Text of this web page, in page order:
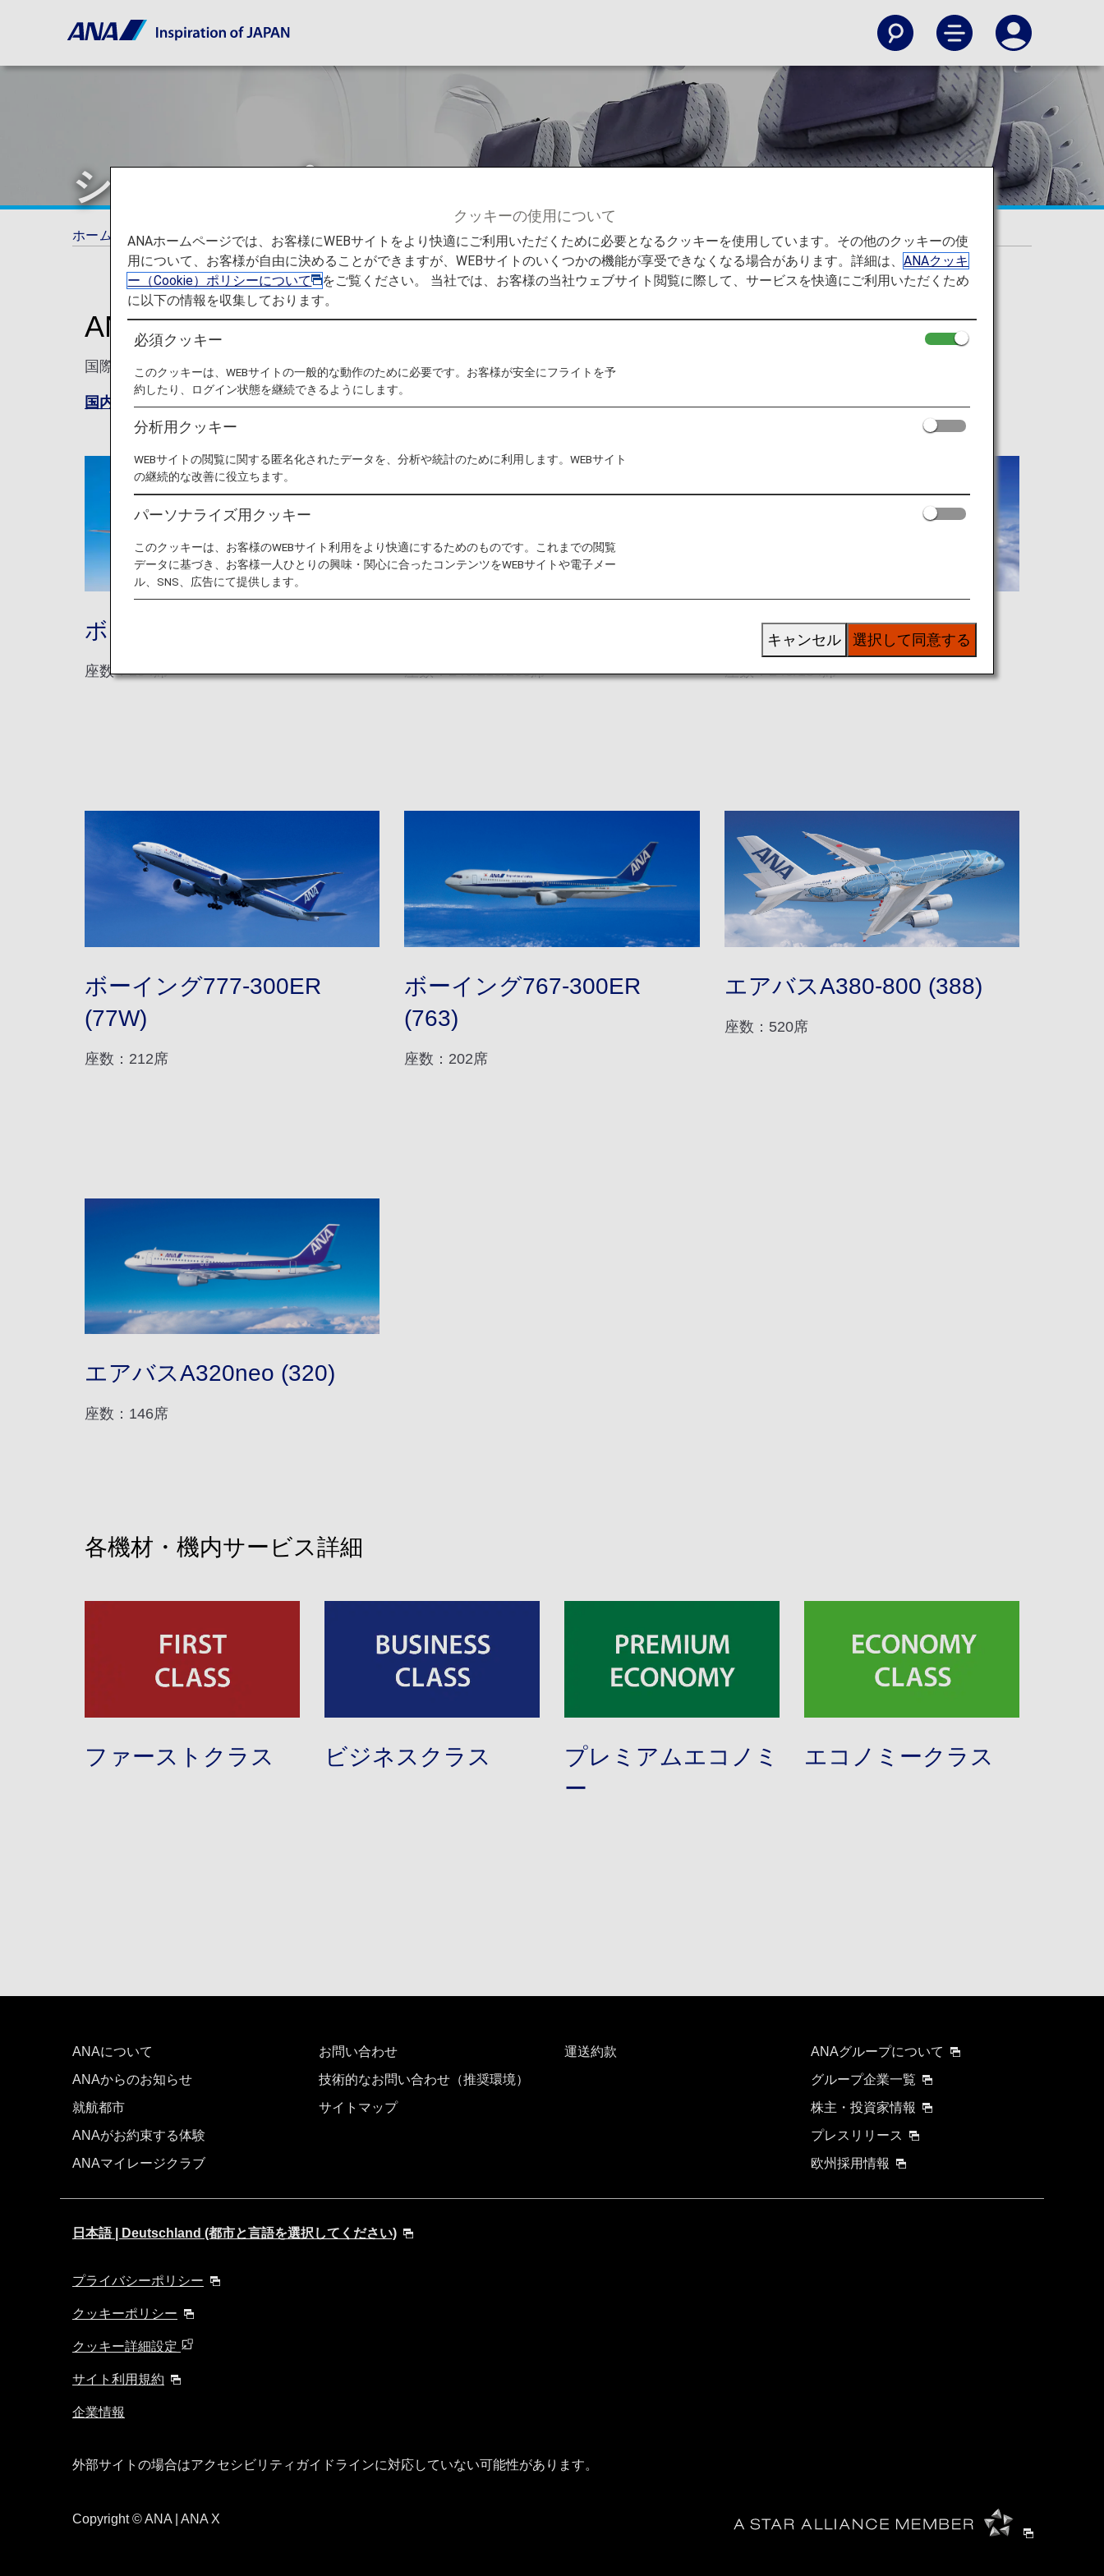
シートマップ
ホーム ご旅行の準備 シートマップ
ANA機のシートマップ
国際線で使用している代表的な機材とシートマップを紹介しています。
国内線シートマップ
ボーイング787-10 (781)
座数：294席 座数：246/215/206席
ボーイング787-8 (788)
座数：240/184席
ボーイング777-300ER
(77W)
座数：212席
ボーイング767-300ER
(763)
座数：202席
エアバスA380-800 (388)
座数：520席
エアバスA320neo (320)
座数：146席
各機材・機内サービス詳細
ファーストクラス ビジネスクラス
プレミアムエコノミ
ー
エコノミークラス
ANAについて
ANAからのお知らせ
就航都市
ANAがお約束する体験
ANAマイレージクラブ
お問い合わせ
技術的なお問い合わせ（推奨環境）
サイトマップ
運送約款
ANAグループについて
グループ企業一覧
株主・投資家情報
プレスリリース
欧州採用情報
日本語 | Deutschland (都市と言語を選択してください)
プライバシーポリシー
クッキーポリシー
クッキー詳細設定
サイト利用規約
企業情報
外部サイトの場合はアクセシビリティガイドラインに対応していない可能性があります。
Copyright© ANA | ANA X
クッキーの使用について
ANAホームページでは、お客様にWEBサイトをより快適にご利用いただくために必要となるクッキーを使用しています。その他のクッキーの使
用について、お客様が自由に決めることができますが、WEBサイトのいくつかの機能が享受できなくなる場合があります。詳細は、ANAクッキ
ー（Cookie）ポリシーについて
をご覧ください。 当社では、お客様の当社ウェブサイト閲覧に際して、サービスを快適にご利用いただくため
に以下の情報を収集しております。
必須クッキー
このクッキーは、WEBサイトの一般的な動作のために必要です。お客様が安全にフライトを予
約したり、ログイン状態を継続できるようにします。
分析用クッキー
WEBサイトの閲覧に関する匿名化されたデータを、分析や統計のために利用します。WEBサイト
の継続的な改善に役立ちます。
パーソナライズ用クッキー
このクッキーは、お客様のWEBサイト利用をより快適にするためのものです。これまでの閲覧
データに基づき、お客様一人ひとりの興味・関心に合ったコンテンツをWEBサイトや電子メー
ル、SNS、広告にて提供します。
選択して同意する
キャンセル